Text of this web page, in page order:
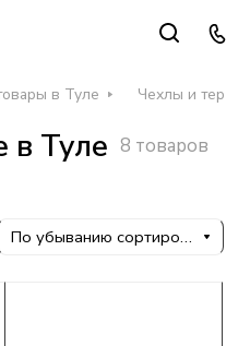
в Туле Чехлы и
в Туле 8 товаров
По убыванию сортировки